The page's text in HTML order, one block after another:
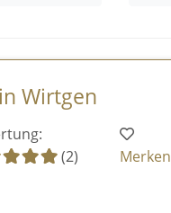
Wirtgen
(2)
Merken